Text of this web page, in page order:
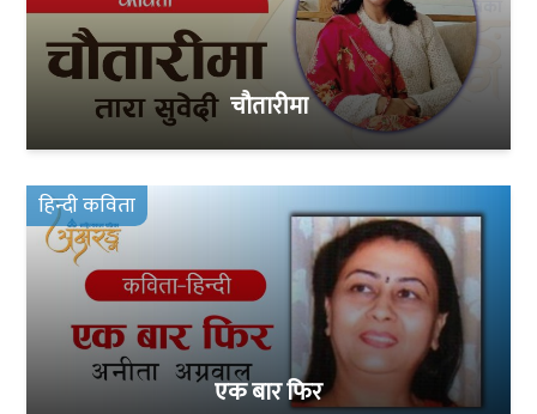
चौतारीमा
हिन्दी कविता
एक बार फिर